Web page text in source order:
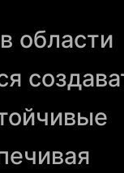
области